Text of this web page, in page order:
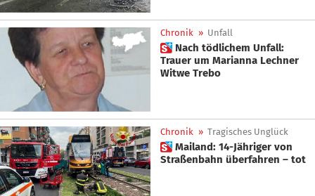
Chronik » Unfall
 Nach tödlichem Unfall:
Trauer um Marianna Lechner
Witwe Trebo
Chronik » Tragisches Unglück
 Mailand: 14-Jähriger von
Straßenbahn überfahren – tot